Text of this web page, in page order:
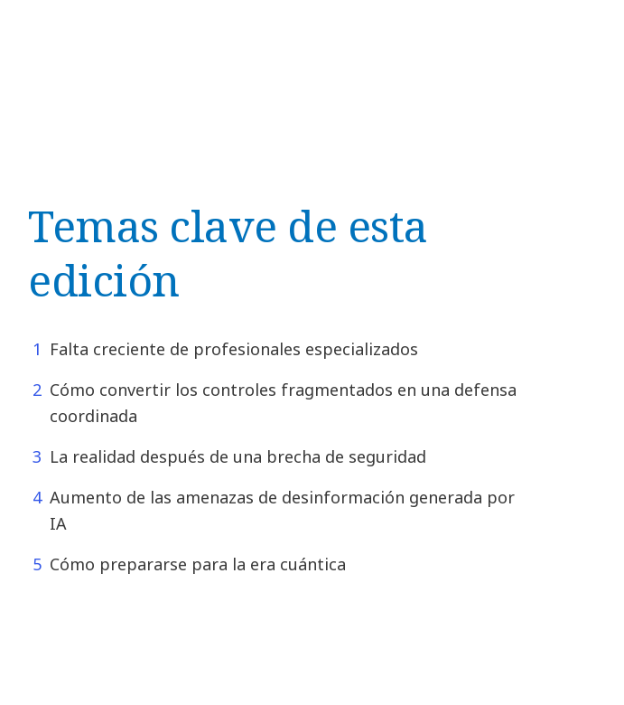
Temas clave de esta
edición
Falta creciente de profesionales especializados
Cómo convertir los controles fragmentados en una defensa
coordinada
La realidad después de una brecha de seguridad
Aumento de las amenazas de desinformación generada por
IA
Cómo prepararse para la era cuántica